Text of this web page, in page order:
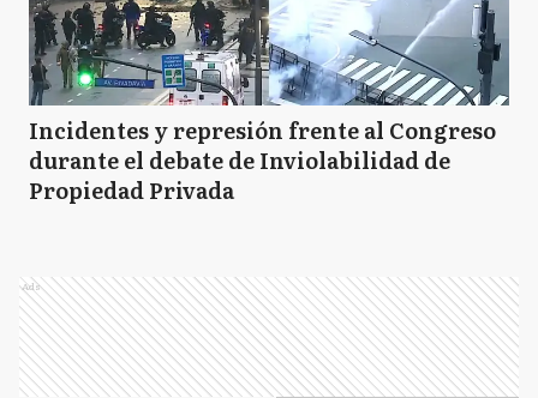
Incidentes y represión frente al Congreso
durante el debate de Inviolabilidad de
Propiedad Privada
Ads